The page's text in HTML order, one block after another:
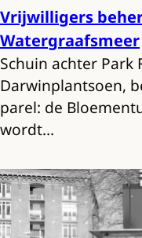
Vrijwilligers
Watergraafsmeer
Schuin achter Park
Darwinplantsoen,
parel: de
wordt…